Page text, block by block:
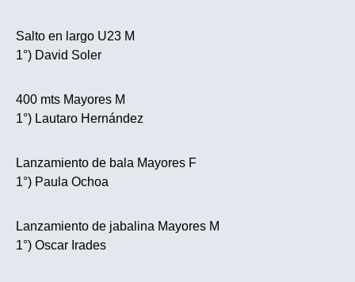
Salto en largo U23 M
1°) David Soler
400 mts Mayores M
1°) Lautaro Hernández
Lanzamiento de bala Mayores F
1°) Paula Ochoa
Lanzamiento de jabalina Mayores M
1°) Oscar Irades